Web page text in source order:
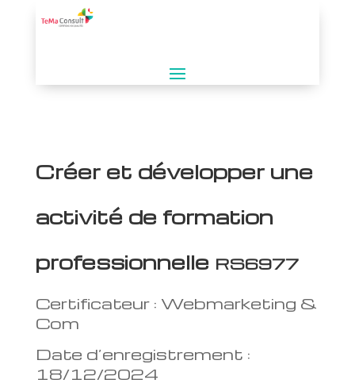
Créer et développer une
activité de formation
professionnelle RS6977
Certificateur : Webmarketing &
Com
Date d’enregistrement :
18/12/2024